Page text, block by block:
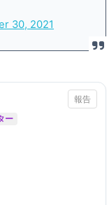
30, 2021
報告
ー